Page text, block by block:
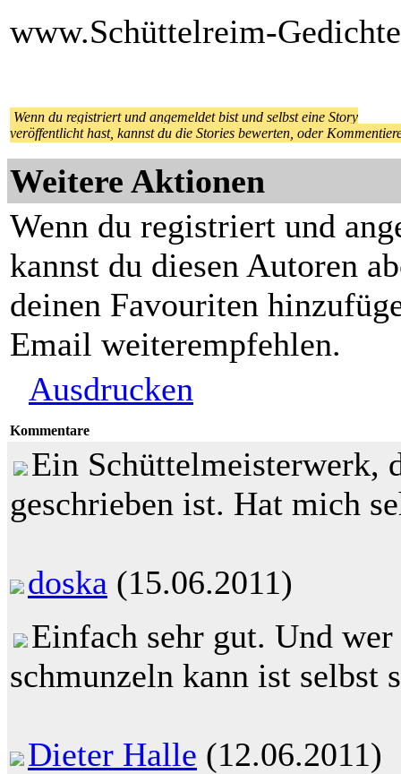
www.Schüttelreim-
Wenn du registriert und angemeldet bist und selbst eine Story
veröffentlicht hast, kannst du die Stories bewerten, oder
Weitere Aktionen
Wenn du registriert und
kannst du diesen Autoren
deinen Favouriten
Email weiterempfehlen.
Ausdrucken
Kommentare
Ein Schüttelmeisterwerk,
geschrieben ist. Hat mich
doska (15.06.2011)
Einfach sehr gut. Und
schmunzeln kann ist selbst
Dieter Halle (12.06.2011)